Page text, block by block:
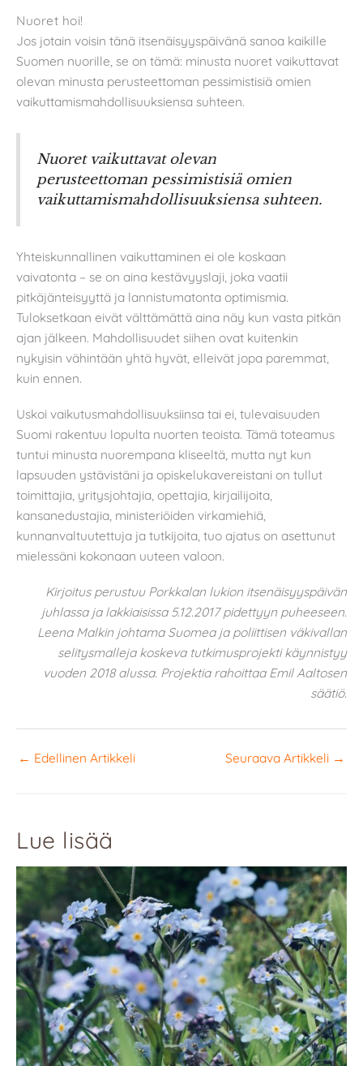
Nuoret hoi!
Jos jotain voisin tänä itsenäisyyspäivänä sanoa kaikille
Suomen nuorille, se on tämä: minusta nuoret vaikuttavat
olevan minusta perusteettoman pessimistisiä omien
vaikuttamismahdollisuuksiensa suhteen.
Nuoret vaikuttavat olevan
perusteettoman pessimistisiä omien
vaikuttamismahdollisuuksiensa suhteen.
Yhteiskunnallinen vaikuttaminen ei ole koskaan
vaivatonta – se on aina kestävyyslaji, joka vaatii
pitkäjänteisyyttä ja lannistumatonta optimismia.
Tuloksetkaan eivät välttämättä aina näy kun vasta pitkän
ajan jälkeen. Mahdollisuudet siihen ovat kuitenkin
nykyisin vähintään yhtä hyvät, elleivät jopa paremmat,
kuin ennen.
Uskoi vaikutusmahdollisuuksiinsa tai ei, tulevaisuuden
Suomi rakentuu lopulta nuorten teoista. Tämä toteamus
tuntui minusta nuorempana kliseeltä, mutta nyt kun
lapsuuden ystävistäni ja opiskelukavereistani on tullut
toimittajia, yritysjohtajia, opettajia, kirjailijoita,
kansanedustajia, ministeriöiden virkamiehiä,
kunnanvaltuutettuja ja tutkijoita, tuo ajatus on asettunut
mielessäni kokonaan uuteen valoon.
Kirjoitus perustuu Porkkalan lukion itsenäisyyspäivän
juhlassa ja lakkiaisissa 5.12.2017 pidettyyn puheeseen.
Leena Malkin johtama Suomea ja poliittisen väkivallan
selitysmalleja koskeva tutkimusprojekti käynnistyy
vuoden 2018 alussa. Projektia rahoittaa Emil Aaltosen
säätiö.
← Edellinen Artikkeli Seuraava Artikkeli →
Lue lisää